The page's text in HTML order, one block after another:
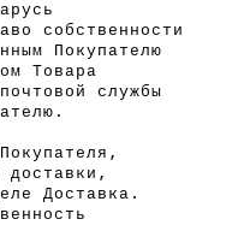
собственности
Покупателю
Товара
службы
доставки,
Доставка.